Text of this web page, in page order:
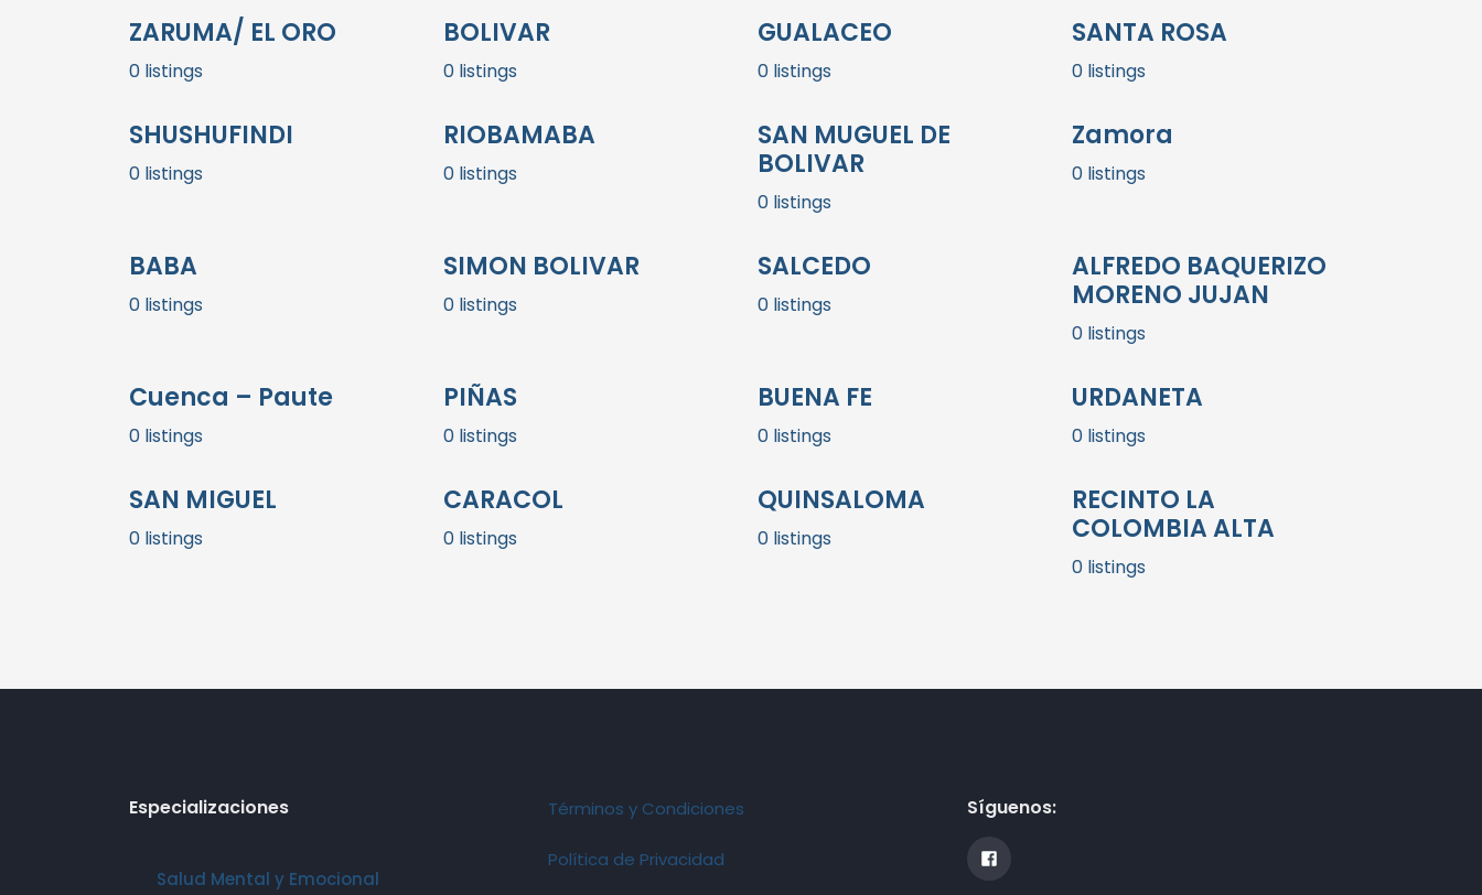
ZARUMA/ EL ORO
0 listings
BOLIVAR
0 listings
GUALACEO
0 listings
SANTA ROSA
0 listings
SHUSHUFINDI
0 listings
RIOBAMABA
0 listings
SAN MUGUEL DE
BOLIVAR
0 listings
Zamora
0 listings
BABA
0 listings
SIMON BOLIVAR
0 listings
SALCEDO
0 listings
ALFREDO BAQUERIZO
MORENO JUJAN
0 listings
Cuenca – Paute
0 listings
PIÑAS
0 listings
BUENA FE
0 listings
URDANETA
0 listings
SAN MIGUEL
0 listings
CARACOL
0 listings
QUINSALOMA
0 listings
RECINTO LA
COLOMBIA ALTA
0 listings
Especializaciones
Salud Mental y Emocional
Términos y Condiciones
Política de Privacidad
Síguenos: